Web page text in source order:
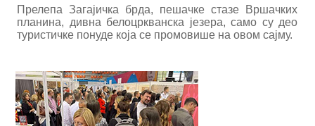
Прелепа Загајичка брда, пешачке стазе Вршачких
планина, дивна белоцркванска језера, само су део
туристичке понуде која се промовише на овом сајму.